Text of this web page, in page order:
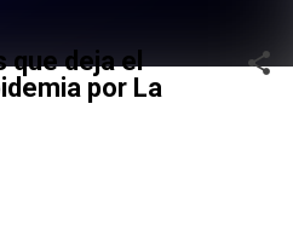
que deja el
por La